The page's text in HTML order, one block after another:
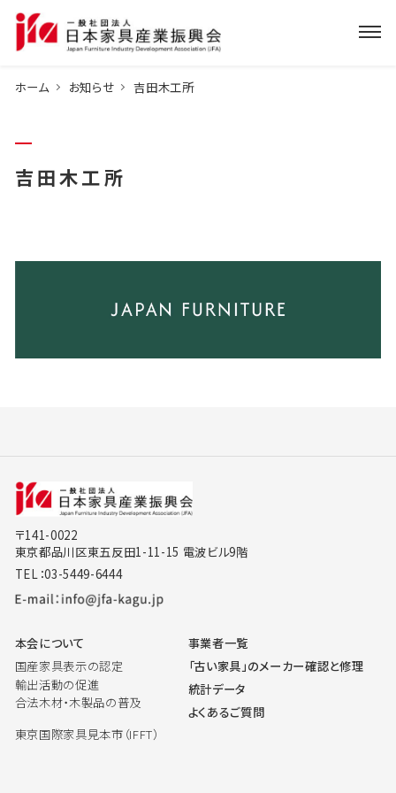
ホーム お知らせ 吉田木工所
吉田木工所
〒141-0022
東京都品川区東五反田1-11-15 電波ビル9階
TEL：03-5449-6444
本会について
国産家具表示の認定
輸出活動の促進
合法木材・木製品の普及
東京国際家具見本市（IFFT）
事業者一覧
「古い家具」のメーカー確認と修理
統計データ
よくあるご質問